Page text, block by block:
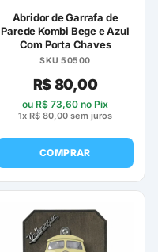
Abridor de Garrafa de
Parede Kombi Bege e Azul
Com Porta Chaves
SKU 50500
R$80,00
ou R$ 73,60 no Pix
1x R$ 80,00 sem juros
COMPRAR